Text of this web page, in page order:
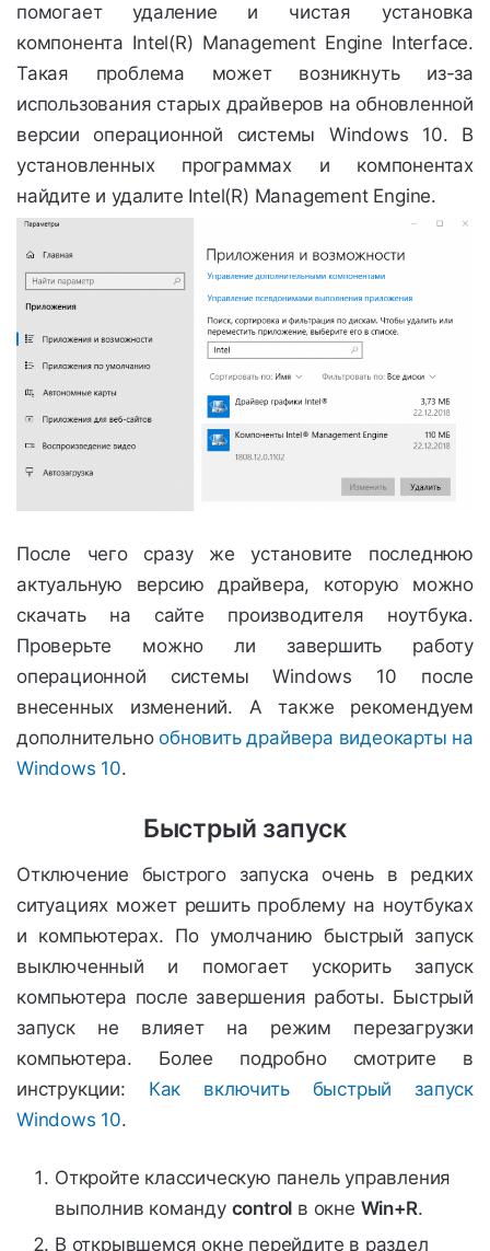
помогает удаление и чистая установка
компонента Intel(R) Management Engine Interface.
Такая проблема может возникнуть из-за
использования старых драйверов на обновленной
версии операционной системы Windows 10. В
установленных программах и компонентах
найдите и удалите Intel(R) Management Engine.
После чего сразу же установите последнюю
актуальную версию драйвера, которую можно
скачать на сайте производителя ноутбука.
Проверьте можно ли завершить работу
операционной системы Windows 10 после
внесенных изменений. А также рекомендуем
дополнительнообновить драйвера видеокарты на
Windows 10.
Быстрый запуск
Отключение быстрого запуска очень в редких
ситуациях может решить проблему на ноутбуках
и компьютерах. По умолчанию быстрый запуск
выключенный и помогает ускорить запуск
компьютера после завершения работы. Быстрый
запуск не влияет на режим перезагрузки
компьютера. Более подробно смотрите в
инструкции: Как включить быстрый запуск
Windows 10.
Откройте классическую панель управления
выполнив команду control в окне Win+R.
В открывшемся окне перейдите в раздел